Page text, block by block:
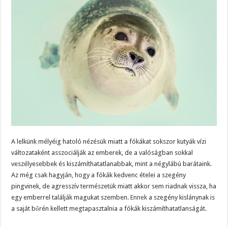
A lelkünk mélyéig hatoló nézésük miatt a fókákat sokszor kutyák vízi
változataként asszociálják az emberek, de a valóságban sokkal
veszélyesebbek és kiszámíthatatlanabbak, mint a négylábú barátaink.
Az még csak hagyján, hogy a fókák kedvenc ételei a szegény
pingvinek, de agresszív természetük miatt akkor sem riadnak vissza, ha
egy emberrel találják magukat szemben.Ennek a szegény kislánynak is
a saját bőrén kellett megtapasztalnia a fókák kiszámíthatatlanságát.